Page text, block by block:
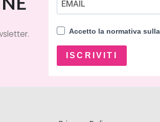
Accetto la normativa sulla
ISCRIVITI